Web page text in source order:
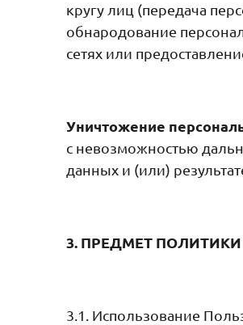
кругу лиц (передача
обнародование
сетях или
Уничтожение
с невозможностью
данных и (или)
3. ПРЕДМЕТ ПОЛИТИКИ
3.1. Использование